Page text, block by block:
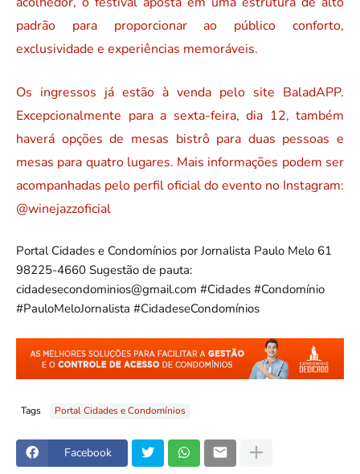
padrão para proporcionar ao público conforto,
exclusividade e experiências memoráveis.
Os ingressos já estão à venda pelo site BaladAPP.
Excepcionalmente para a sexta-feira, dia 12, também
haverá opções de mesas bistrô para duas pessoas e
mesas para quatro lugares. Mais informações podem ser
acompanhadas pelo perfil oficial do evento no Instagram:
@winejazzoficial
Portal Cidades e Condomínios por Jornalista Paulo Melo 61
98225-4660 Sugestão de pauta:
cidadesecondominios@gmail.com #Cidades #Condomínio
#PauloMeloJornalista #CidadeseCondomínios
Tags Portal Cidades e Condomínios
Facebook